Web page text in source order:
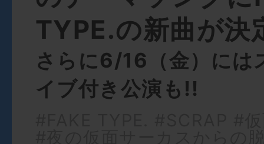
TYPE.の新曲が決
さらに6/16（金）には
イブ付き公演も!!